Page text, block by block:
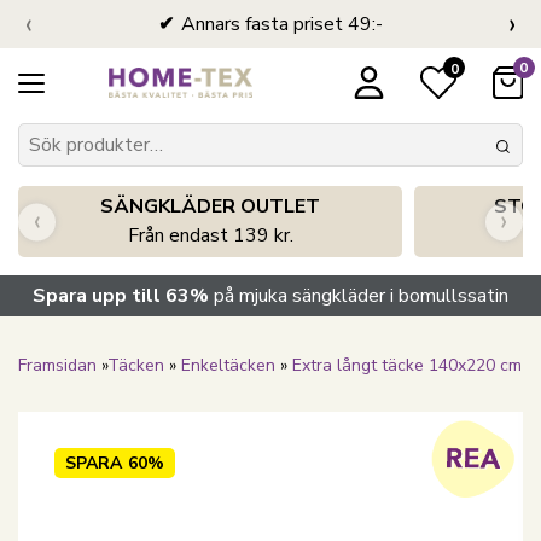
Annars fasta priset 49:-
‹ ›
0 0
SÄNGKLÄDER OUTLET
Från endast 139 kr.
‹ ›
Spara upp till 63% på mjuka sängkläder i bomullssatin
Framsidan »Täcken » Enkeltäcken » Extra långt täcke 140x220 cm
SPARA 60%